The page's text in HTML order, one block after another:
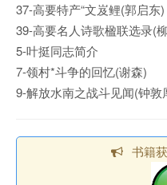
37-高要特产“文岌鲤(郭启东)
39-高要名人诗歌楹联选录(
5-叶挺同志简介
7-领村*斗争的回忆(谢森)
9-解放水南之战斗见闻(钟
书籍